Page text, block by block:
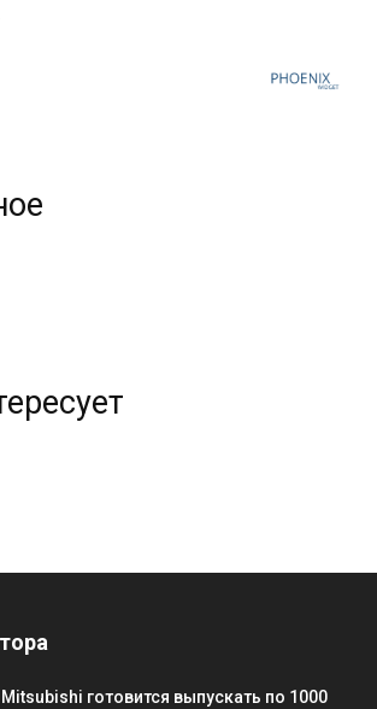
Mitsubishi готовится выпускать по 1000